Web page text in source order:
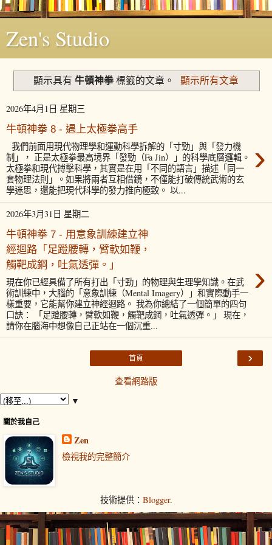
Zen's Studio
顯示具有 牛頓神拳標籤的文章。 顯示所有文章
2026年4月1日 星期三
牛頓神拳 8 - 遇上太極拳高手
›
我們前面用現代物理學和運動科學拆解的「寸勁」與「發力機
制」， 正是太極拳最高境界「發勁（Fa Jin）」的科學底層邏輯。
太極拳和現代搏擊科學，其實是在用「不同的語言」描述「同一
套物理法則」。如果將兩者互相借鏡，不僅能打破傳統武術的玄
學迷思，還能把現代科學的發力推向極致。 以...
2026年3月31日 星期二
牛頓神拳 7 - 用意象訓練建立神
經迴路「足蹬腰轉，臂軟如鞭，
觸靶成鋼，吐氣透彈。」
›
現在你已經具備了所有打出「寸勁」的物理與生理學知識。在武
術訓練中，大腦的「意象訓練（Mental Imagery）」和實際動手一
樣重要，它能幫你建立神經迴路。 我為你總結了一個簡單的四句
口訣： 「足蹬腰轉，臂軟如鞭，觸靶成鋼，吐氣透彈。」 現在，
請你在腦海中想像自己正站在一個沉重...
›
首頁
查看網路版
▼
關於我自己
Zen
檢視我的完整簡介
技術提供： Blogger.